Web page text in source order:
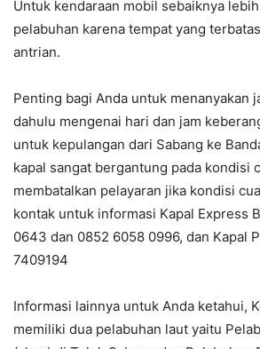
Untuk kendaraan mobil sebaiknya
pelabuhan karena tempat yang
antrian.
Penting bagi Anda untuk menanyakan
dahulu mengenai hari dan jam
untuk kepulangan dari Sabang ke
kapal sangat bergantung pada kondisi
membatalkan pelayaran jika kondisi
kontak untuk informasi Kapal Express
0643 dan 0852 6058 0996, dan Kapal
7409194
Informasi lainnya untuk Anda ketahui,
memiliki dua pelabuhan laut yaitu